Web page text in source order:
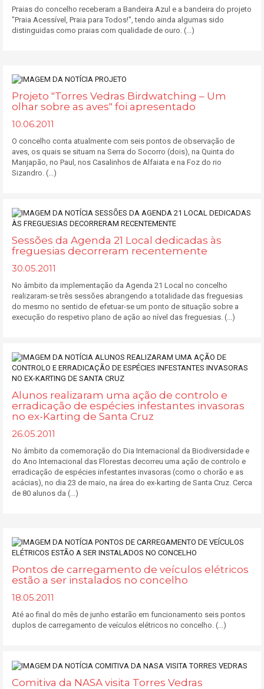
Praias do concelho receberam a Bandeira Azul e a bandeira do projeto
"Praia Acessível, Praia para Todos!", tendo ainda algumas sido
distinguidas como praias com qualidade de ouro. (...)
Projeto "Torres Vedras Birdwatching – Um
olhar sobre as aves" foi apresentado
10.06.2011
O concelho conta atualmente com seis pontos de observação de
aves, os quais se situam na Serra do Socorro (dois), na Quinta do
Manjapão, no Paul, nos Casalinhos de Alfaiata e na Foz do rio
Sizandro. (...)
Sessões da Agenda 21 Local dedicadas às
freguesias decorreram recentemente
30.05.2011
No âmbito da implementação da Agenda 21 Local no concelho
realizaram-se três sessões abrangendo a totalidade das freguesias
do mesmo no sentido de efetuar-se um ponto de situação sobre a
execução do respetivo plano de ação ao nível das freguesias. (...)
Alunos realizaram uma ação de controlo e
erradicação de espécies infestantes invasoras
no ex-Karting de Santa Cruz
26.05.2011
No âmbito da comemoração do Dia Internacional da Biodiversidade e
do Ano Internacional das Florestas decorreu uma ação de controlo e
erradicação de espécies infestantes invasoras (como o chorão e as
acácias), no dia 23 de maio, na área do ex-karting de Santa Cruz. Cerca
de 80 alunos da (...)
Pontos de carregamento de veículos elétricos
estão a ser instalados no concelho
18.05.2011
Até ao final do mês de junho estarão em funcionamento seis pontos
duplos de carregamento de veículos elétricos no concelho. (...)
Comitiva da NASA visita Torres Vedras